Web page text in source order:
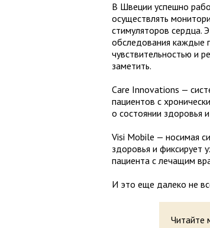
В Швеции успешно
осуществлять
стимуляторов сердца.
обследования каждые
чувствительностью и
заметить.
Care Innovations —
пациентов с
о состоянии здоровья
Visi Mobile — носимая
здоровья и фиксирует
пациента с лечащим
И это еще далеко не
Читайте